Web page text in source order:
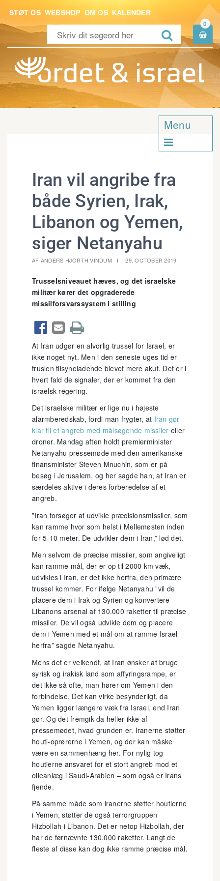
STØT OS WEBSHOP OM OS KALENDER

0

Menu

Iran vil angribe fra
både Syrien, Irak,
Libanon og Yemen,
siger Netanyahu
AF ANDERS HJORTH VINDUM 29. OCTOBER 2019
Trusselsniveauet hæves, og det israelske
militær kører det opgraderede
missilforsvarssystem i stilling
  
At Iran udgør en alvorlig trussel for Israel, er
ikke noget nyt. Men i den seneste uges tid er
truslen tilsyneladende blevet mere akut. Det er i
hvert fald de signaler, der er kommet fra den
israelsk regering.
Det israelske militær er lige nu i højeste
alarmberedskab, fordi man frygter, at Iran gør
klar til et angreb med målsøgende missiler eller
droner. Mandag aften holdt premierminister
Netanyahu pressemøde med den amerikanske
finansminister Steven Mnuchin, som er på
besøg i Jerusalem, og her sagde han, at Iran er
særdeles aktive i deres forberedelse af et
angreb.
”Iran forsøger at udvikle præcisionsmissiler, som
kan ramme hvor som helst i Mellemøsten inden
for 5-10 meter. De udvikler dem i Iran,” lød det.
Men selvom de præcise missiler, som angiveligt
kan ramme mål, der er op til 2000 km væk,
udvikles i Iran, er det ikke herfra, den primære
trussel kommer. For ifølge Netanyahu ”vil de
placere dem i Irak og Syrien og konvertere
Libanons arsenal af 130.000 raketter til præcise
missiler. De vil også udvikle dem og placere
dem i Yemen med et mål om at ramme Israel
herfra” sagde Netanyahu.
Mens det er velkendt, at Iran ønsker at bruge
syrisk og irakisk land som affyringsrampe, er
det ikke så ofte, man hører om Yemen i den
forbindelse. Det kan virke besynderligt, da
Yemen ligger længere væk fra Israel, end Iran
gør. Og det fremgik da heller ikke af
pressemødet, hvad grunden er. Iranerne støtter
houti-oprørerne i Yemen, og der kan måske
være en sammenhæng her. For nylig tog
houtierne ansvaret for et stort angreb mod et
olieanlæg i Saudi-Arabien – som også er Irans
fjende.
På samme måde som iranerne støtter houtierne
i Yemen, støtter de også terrorgruppen
Hizbollah i Libanon. Det er netop Hizbollah, der
har de førnævnte 130.000 raketter. Langt de
fleste af disse kan dog ikke ramme præcise mål.